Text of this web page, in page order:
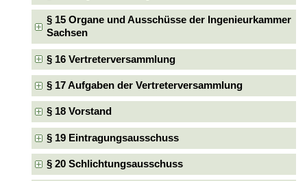
§ 15 Organe und Ausschüsse der Ingenieurkammer
Sachsen
§ 16 Vertreterversammlung
§ 17 Aufgaben der Vertreterversammlung
§ 18 Vorstand
§ 19 Eintragungsausschuss
§ 20 Schlichtungsausschuss